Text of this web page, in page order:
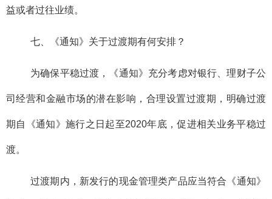
益或者过往业绩。
七、《通知》关于过渡期有何安排？
为确保平稳过渡，《通知》充分考虑对银行、理财子公
司经营和金融市场的潜在影响，合理设置过渡期，明确过渡
期自《通知》施行之日起至2020年底，促进相关业务平稳过
渡。
过渡期内，新发行的现金管理类产品应当符合《通知》